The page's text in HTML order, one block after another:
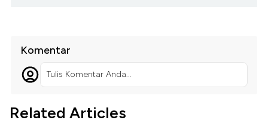
Komentar
Tulis Komentar Anda...
Related Articles